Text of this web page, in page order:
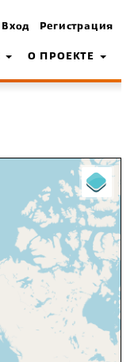
Вход Регистрация
О ПРОЕКТЕ